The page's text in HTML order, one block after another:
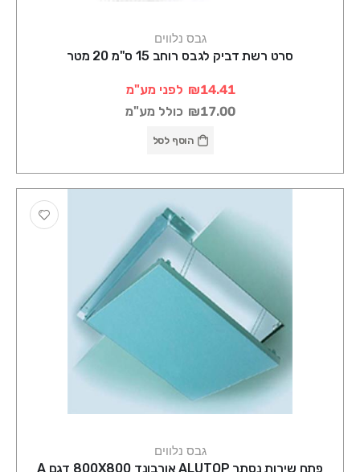
גבס נלווים
סרט רשת דביק לגבס רוחב 15 ס"מ 20 מטר
₪14.41 לפני מע"מ
₪17.00 כולל מע"מ
הוסף לסל
גבס נלווים
פתח שירות נסתר ALUTOP אורבונד 800X800 דגם A